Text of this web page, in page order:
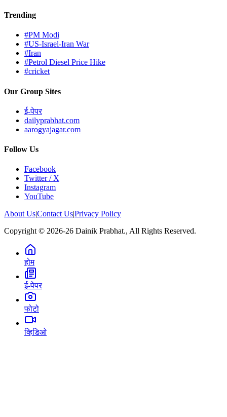
Trending
#PM Modi
#US-Israel-Iran War
#Iran
#Petrol Diesel Price Hike
#cricket
Our Group Sites
ई-पेपर
dailyprabhat.com
aarogyajagar.com
Follow Us
Facebook
Twitter / X
Instagram
YouTube
About UsContact UsPrivacy Policy
Copyright © 2026-26 Dainik Prabhat., All Rights Reserved.
होम
ई-पेपर
फोटो
व्हिडिओ